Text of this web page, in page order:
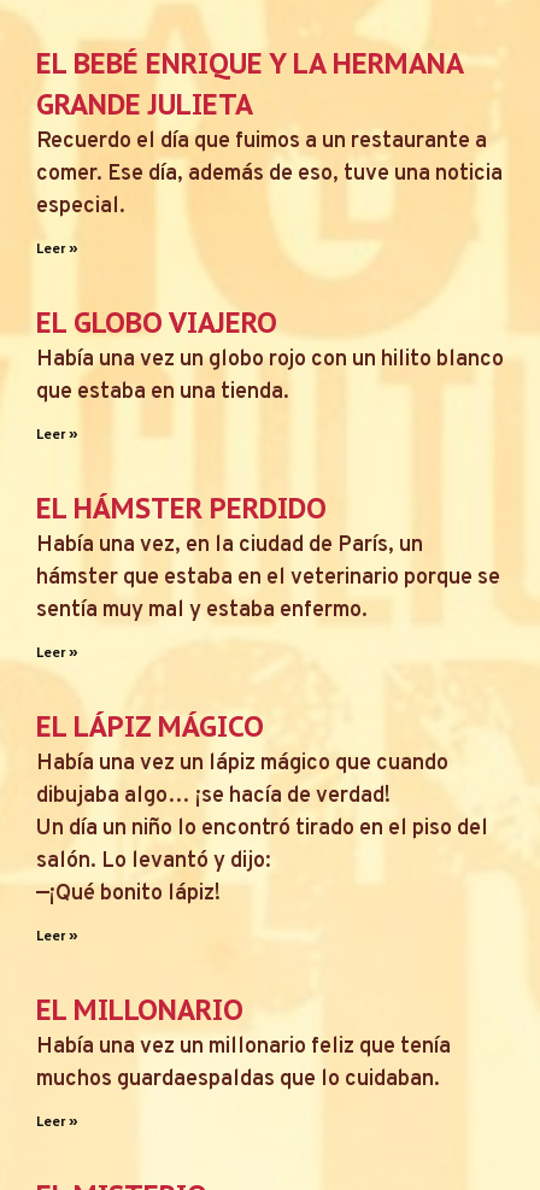
EL BEBÉ ENRIQUE Y LA HERMANA
GRANDE JULIETA
Recuerdo el día que fuimos a un restaurante a
comer. Ese día, además de eso, tuve una noticia
especial.
Leer »
EL GLOBO VIAJERO
Había una vez un globo rojo con un hilito blanco
que estaba en una tienda.
Leer »
EL HÁMSTER PERDIDO
Había una vez, en la ciudad de París, un
hámster que estaba en el veterinario porque se
sentía muy mal y estaba enfermo.
Leer »
EL LÁPIZ MÁGICO
Había una vez un lápiz mágico que cuando
dibujaba algo… ¡se hacía de verdad!
Un día un niño lo encontró tirado en el piso del
salón. Lo levantó y dijo:
—¡Qué bonito lápiz!
Leer »
EL MILLONARIO
Había una vez un millonario feliz que tenía
muchos guardaespaldas que lo cuidaban.
Leer »